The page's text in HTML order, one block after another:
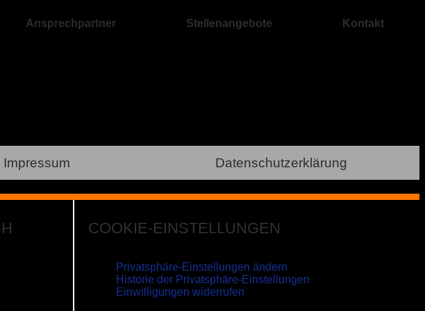
Ansprechpartner Stellenangebote Kontakt
Impressum Datenschutzerklärung
COOKIE-EINSTELLUNGEN
Privatsphäre-Einstellungen ändern
Historie der Privatsphäre-Einstellungen
Einwilligungen widerrufen